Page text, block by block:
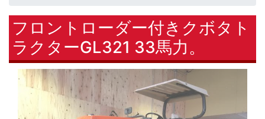
フロントローダー付きクボタト
ラクターGL321 33馬力。